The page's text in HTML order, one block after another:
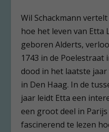
Wil Schackmann
hoe het leven van Etta
geboren Alderts,
1743 in de
dood in het laatste
in Den Haag. In de
jaar leidt Etta een
een groot deel in
fascinerend te lezen